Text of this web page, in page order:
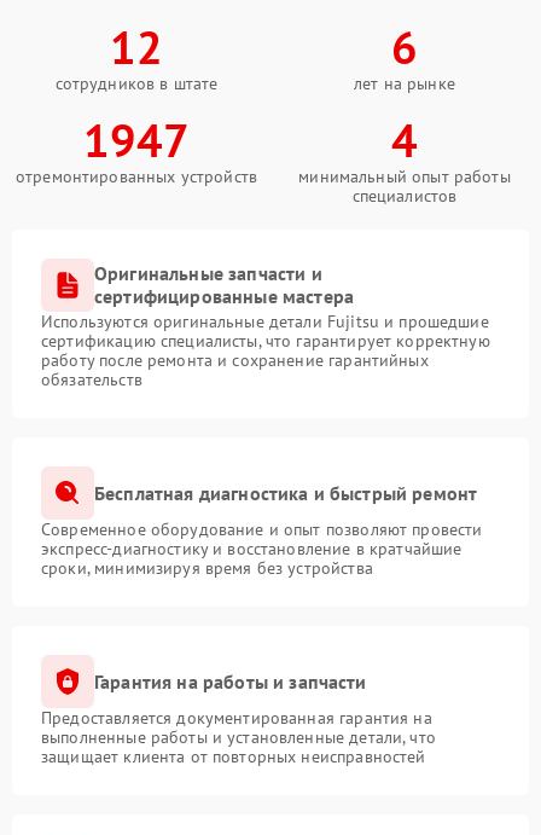
12
сотрудников в штате
6
лет на рынке
1947
отремонтированных устройств
4
минимальный опыт работы
специалистов
Оригинальные запчасти и
сертифицированные мастера
Используются оригинальные детали Fujitsu и прошедшие
сертификацию специалисты, что гарантирует корректную
работу после ремонта и сохранение гарантийных
обязательств
Бесплатная диагностика и быстрый ремонт
Современное оборудование и опыт позволяют провести
экспресс-диагностику и восстановление в кратчайшие
сроки, минимизируя время без устройства
Гарантия на работы и запчасти
Предоставляется документированная гарантия на
выполненные работы и установленные детали, что
защищает клиента от повторных неисправностей